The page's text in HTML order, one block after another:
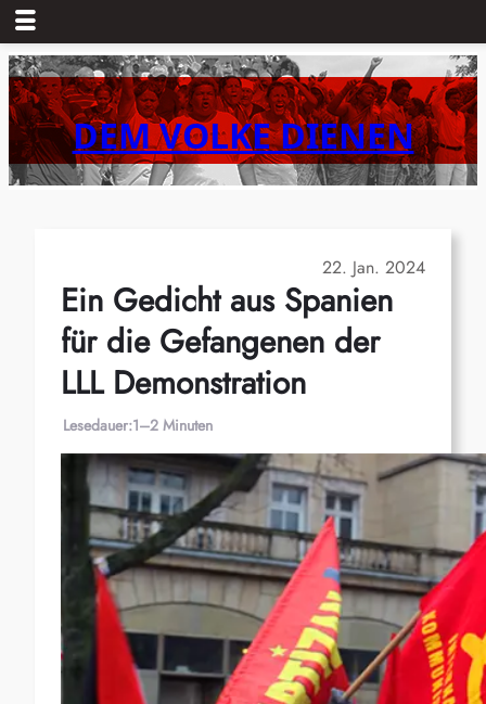
Zum
Inhalt
springenDEM VOLKE DIENEN
22. Jan. 2024
Ein Gedicht aus Spanien
für die Gefangenen der
LLL Demonstration
Lesedauer:1–2 Minuten